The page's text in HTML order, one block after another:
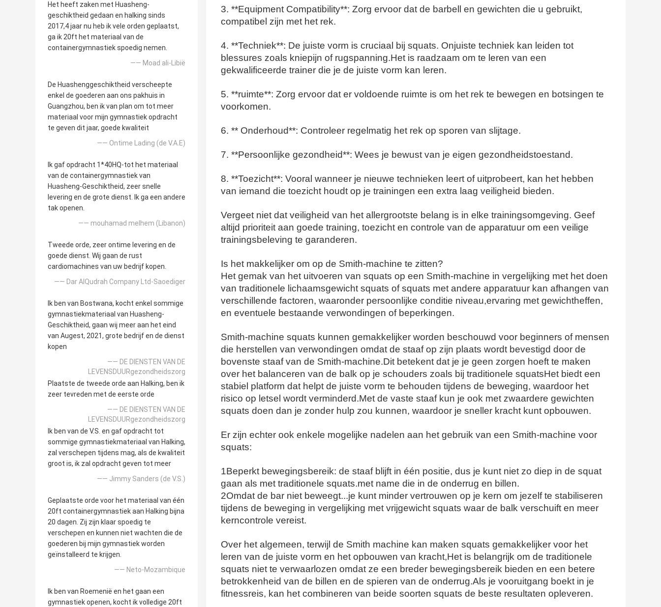
Het heeft zaken met Huasheng-
geschiktheid gedaan en halking sinds
2017,4 jaar nu heb ik vele orden geplaatst,
ga ik 20ft het materiaal van de
containergymnastiek spoedig nemen.
—— Moad ali-Libië
De Huashenggeschiktheid verscheepte
enkel de goederen aan ons pakhuis in
Guangzhou, ben ik van plan om tot meer
materiaal voor mijn gymnastiek opdracht
te geven dit jaar, goede kwaliteit
—— Ontime Lading (de V.A.E)
Ik gaf opdracht 1*40HQ-tot het materiaal
van de containergymnastiek van
Huasheng-Geschiktheid, zeer snelle
levering en de grote dienst. Ik ga een andere
tak openen.
—— mouhamad melhem (Libanon)
Tweede orde, zeer ontime levering en de
goede dienst. Wij gaan de rust
cardiomachines van uw bedrijf kopen.
—— Dar AlQudrah Company Ltd-Saoediger
Ik ben van Bostwana, kocht enkel sommige
gymnastiekmateriaal van Huasheng-
Geschiktheid, gaan wij meer aan het eind
van Augest, 2021, grote bedrijf en de dienst
kopen
—— DE DIENSTEN VAN DE
LEVENSDUURgezondheidszorg
Plaatste de tweede orde aan Halking, ben ik
zeer tevreden met de eerste orde
—— DE DIENSTEN VAN DE
LEVENSDUURgezondheidszorg
Ik ben van de V.S. en gaf opdracht tot
sommige gymnastiekmateriaal van Halking,
zal verschepen tijdens mag, als de kwaliteit
groot is, ik zal opdracht geven tot meer
—— Jimmy Sanders (de V.S.)
Geplaatste orde voor het materiaal van één
20ft containergymnastiek aan Halking bijna
20 dagen. Zij zijn klaar spoedig te
verschepen en kunnen niet wachten die de
goederen bij mijn gymnastiek worden
geïnstalleerd te krijgen.
—— Neto-Mozambique
Ik ben van Roemenië en het gaan een
gymnastiek openen, kocht ik volledige 20ft
3. **Equipment Compatibility**: Zorg ervoor dat de barbell en gewichten die u gebruikt,
compatibel zijn met het rek.
4. **Techniek**: De juiste vorm is cruciaal bij squats. Onjuiste techniek kan leiden tot
blessures zoals kniepijn of rugspanning.Het is raadzaam om te leren van een
gekwalificeerde trainer die je de juiste vorm kan leren.
5. **ruimte**: Zorg ervoor dat er voldoende ruimte is om het rek te bewegen en botsingen te
voorkomen.
6. ** Onderhoud**: Controleer regelmatig het rek op sporen van slijtage.
7. **Persoonlijke gezondheid**: Wees je bewust van je eigen gezondheidstoestand.
8. **Toezicht**: Vooral wanneer je nieuwe technieken leert of uitprobeert, kan het hebben
van iemand die toezicht houdt op je trainingen een extra laag veiligheid bieden.
Vergeet niet dat veiligheid van het allergrootste belang is in elke trainingsomgeving. Geef
altijd prioriteit aan goede training, toezicht en controle van de apparatuur om een veilige
trainingsbeleving te garanderen.
Is het makkelijker om op de Smith-machine te zitten?
Het gemak van het uitvoeren van squats op een Smith-machine in vergelijking met het doen
van traditionele lichaamsgewicht squats of squats met andere apparatuur kan afhangen van
verschillende factoren, waaronder persoonlijke conditie niveau,ervaring met gewichtheffen,
en eventuele bestaande verwondingen of beperkingen.
Smith-machine squats kunnen gemakkelijker worden beschouwd voor beginners of mensen
die herstellen van verwondingen omdat de staaf op zijn plaats wordt bevestigd door de
bovenste staaf van de Smith-machine.Dit betekent dat je je geen zorgen hoeft te maken
over het balanceren van de balk op je schouders zoals bij traditionele squatsHet biedt een
stabiel platform dat helpt de juiste vorm te behouden tijdens de beweging, waardoor het
risico op letsel wordt verminderd.Met de vaste staaf kun je ook met zwaardere gewichten
squats doen dan je zonder hulp zou kunnen, waardoor je sneller kracht kunt opbouwen.
Er zijn echter ook enkele mogelijke nadelen aan het gebruik van een Smith-machine voor
squats:
1Beperkt bewegingsbereik: de staaf blijft in één positie, dus je kunt niet zo diep in de squat
gaan als met traditionele squats.met name die in de onderrug en billen.
2Omdat de bar niet beweegt...je kunt minder vertrouwen op je kern om jezelf te stabiliseren
tijdens de beweging in vergelijking met vrijgewicht squats waar de balk verschuift en meer
kerncontrole vereist.
Over het algemeen, terwijl de Smith machine kan maken squats gemakkelijker voor het
leren van de juiste vorm en het opbouwen van kracht,Het is belangrijk om de traditionele
squats niet te verwaarlozen omdat ze een breder bewegingsbereik bieden en een betere
betrokkenheid van de billen en de spieren van de onderrug.Als je vooruitgang boekt in je
fitnessreis, kan het combineren van beide soorten squats de beste resultaten opleveren.